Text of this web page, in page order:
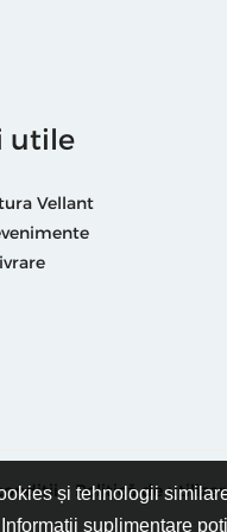
și tehnologii
Informații suplimentare
utile
Vellant
Politică de